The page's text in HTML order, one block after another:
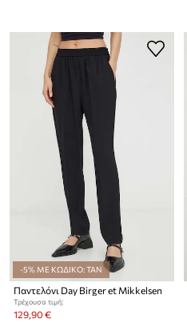
-5% ΜΕ ΚΩΔΙΚΟ: TAN
Παντελόνι Day Birger et Mikkelsen
Τρέχουσα τιμή:
129,90 €